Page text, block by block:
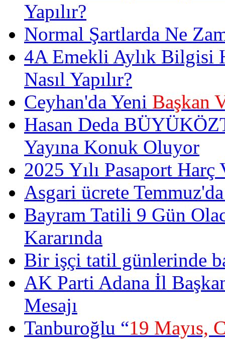
Yapılır?
Normal Şartlarda Ne
4A Emekli Aylık Bilgisi
Nasıl Yapılır?
Ceyhan'da Yeni Başkan
Hasan Deda
Yayına Konuk Oluyor
2025 Yılı Pasaport
Asgari ücrete
Bayram Tatili 9 Gün
Kararında
Bir işçi tatil günlerinde
AK Parti Adana İl
Mesajı
Tanburoğlu “19 Mayıs,